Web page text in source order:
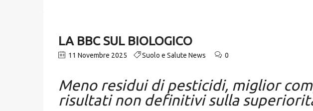
LA BBC SUL BIOLOGICO
11 Novembre 2025 Suolo e Salute News 0
Meno residui di pesticidi, miglior
risultati non definitivi sulla